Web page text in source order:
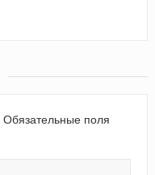
Обязательные поля